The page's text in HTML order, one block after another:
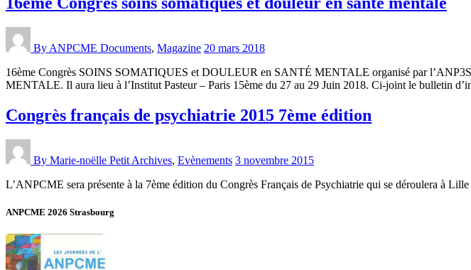
By ANPCME Documents, Magazine 20 mars 2018
16ème Congrès SOINS SOMATIQUES et DOULEUR en SANTÉ MENTALE organisé par
MENTALE. Il aura lieu à l’Institut Pasteur – Paris 15ème du 27 au 29 Juin 2018. Ci-joint le bulletin
Congrès français de psychiatrie 2015 7ème édition
By Marie-noëlle Petit Archives, Evènements 3 novembre 2015
L’ANPCME sera présente à la 7ème édition du Congrès Français de Psychiatrie qui se déroulera à
ANPCME 2026 Strasbourg